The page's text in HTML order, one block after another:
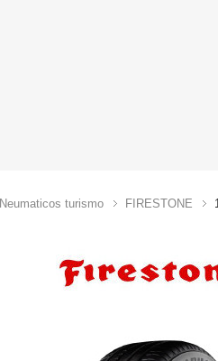
Neumaticos turismo FIRESTONE